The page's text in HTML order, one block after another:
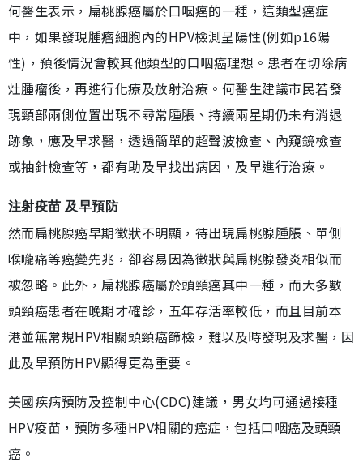
何醫生表示，扁桃腺癌屬於口咽癌的一種，這類型癌症
中，如果發現腫瘤細胞內的HPV檢測呈陽性(例如p16陽
性)，預後情況會較其他類型的口咽癌理想。患者在切除病
灶腫瘤後，再進行化療及放射治療。何醫生建議市民若發
現頸部兩側位置出現不尋常腫脹、持續兩星期仍未有消退
跡象，應及早求醫，透過簡單的超聲波檢查、內窺鏡檢查
或抽針檢查等，都有助及早找出病因，及早進行治療。
注射疫苗 及早預防
然而扁桃腺癌早期徵狀不明顯，待出現扁桃腺腫脹、單側
喉嚨痛等癌變先兆，卻容易因為徵狀與扁桃腺發炎相似而
被忽略。此外，扁桃腺癌屬於頭頸癌其中一種，而大多數
頭頸癌患者在晚期才確診，五年存活率較低，而且目前本
港並無常規HPV相關頭頸癌篩檢，難以及時發現及求醫，因
此及早預防HPV顯得更為重要。
美國疾病預防及控制中心(CDC)建議，男女均可通過接種
HPV疫苗，預防多種HPV相關的癌症，包括口咽癌及頭頸
癌。